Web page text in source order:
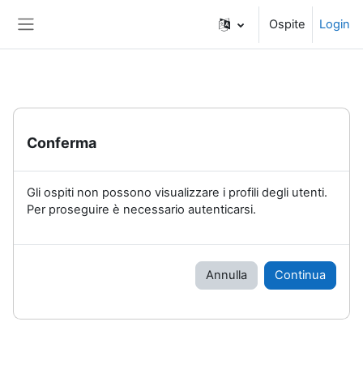
Ospite Login
Conferma
Gli ospiti non possono visualizzare i profili degli utenti.
Per proseguire è necessario autenticarsi.
Annulla Continua